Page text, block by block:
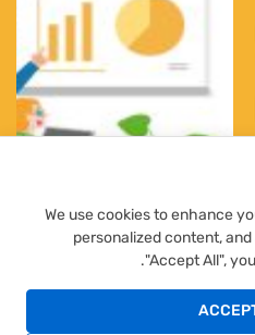
למיגור החלפות עובדים
We use cookies to enhance
personalized content,
"Accept All",